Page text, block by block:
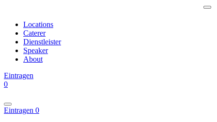
Locations
Caterer
Dienstleister
Speaker
About
Eintragen
0
Eintragen 0